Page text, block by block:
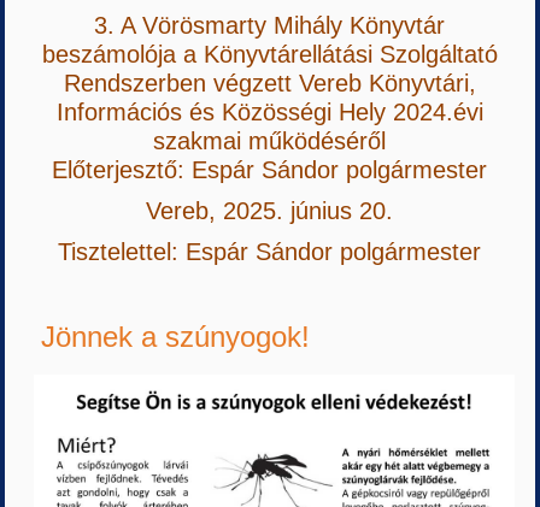
3. A Vörösmarty Mihály Könyvtár
beszámolója a Könyvtárellátási Szolgáltató
Rendszerben végzett Vereb Könyvtári,
Információs és Közösségi Hely 2024.évi
szakmai működéséről
Előterjesztő: Espár Sándor polgármester
Vereb, 2025. június 20.
Tisztelettel: Espár Sándor polgármester
Jönnek a szúnyogok!